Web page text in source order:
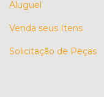
Aluguel
Venda seus Itens
Solicitação de Peças